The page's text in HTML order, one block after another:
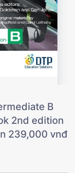
B
2nd edition
239,000 vnđ